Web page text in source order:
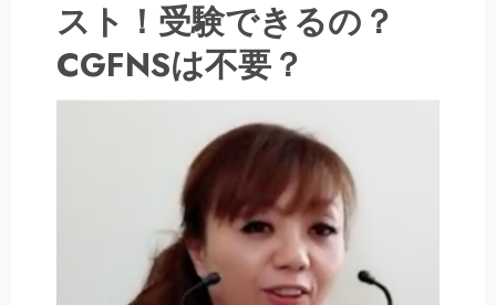
スト！受験できるの？
CGFNSは不要？